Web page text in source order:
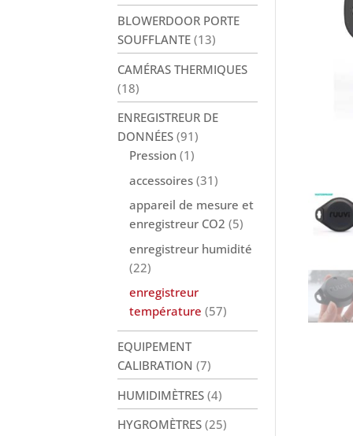
BLOWERDOOR PORTE
SOUFFLANTE (13)
CAMÉRAS THERMIQUES
(18)
ENREGISTREUR DE
DONNÉES (91)
Pression (1)
accessoires (31)
appareil de mesure et
enregistreur CO2 (5)
enregistreur humidité
(22)
enregistreur
température (57)
EQUIPEMENT
CALIBRATION (7)
HUMIDIMÈTRES (4)
HYGROMÈTRES (25)